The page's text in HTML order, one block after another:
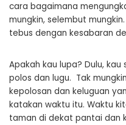
cara bagaimana
mungkin, selembut
tebus dengan kesabaran
Apakah kau lupa? Dulu,
polos dan lugu. Tak
kepolosan dan keluguan
katakan waktu itu. Waktu
taman di dekat pantai dan